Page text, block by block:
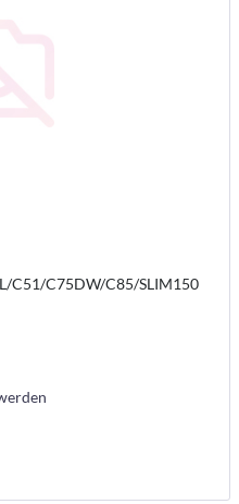
C51/C75DW/C85/SLIM150